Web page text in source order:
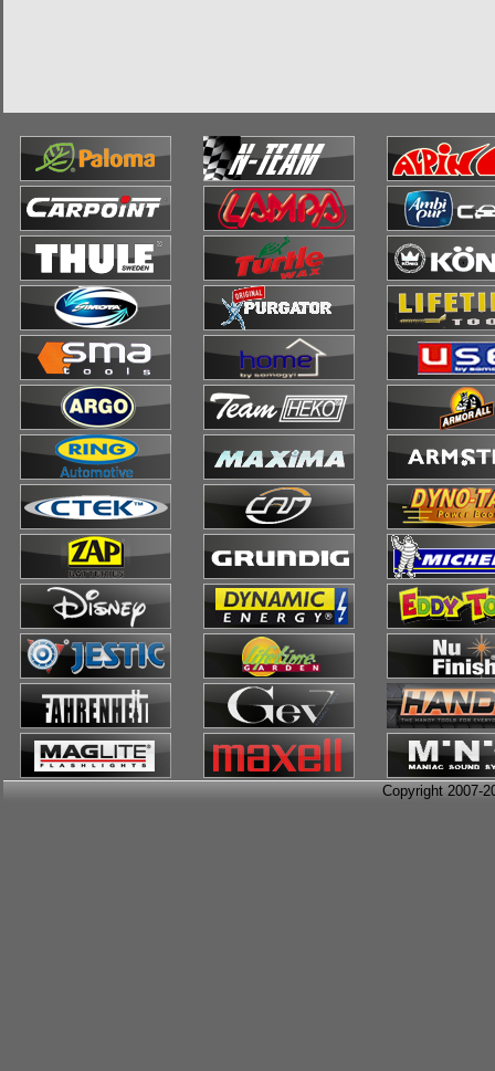
Copyright 2007-